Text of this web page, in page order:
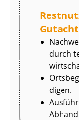
durch
di­gen.